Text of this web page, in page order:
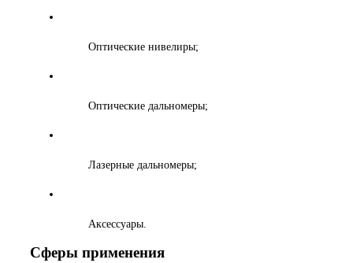
Оптические нивелиры;
Оптические дальномеры;
Лазерные дальномеры;
Аксессуары.
Сферы применения